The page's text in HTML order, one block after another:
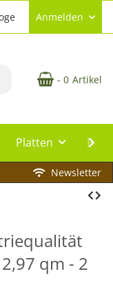
Anmelden
- 0 Artikel
Platten
Newsletter
qm - 2